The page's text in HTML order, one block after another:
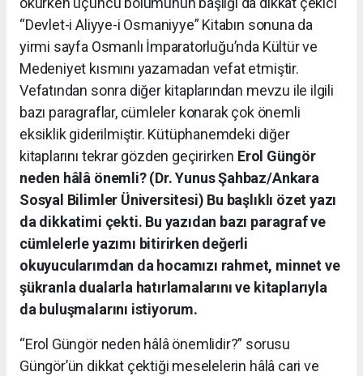
“Devlet-i Aliyye-i Osmaniyye” Kitabın sonuna da
yirmi sayfa Osmanlı İmparatorluğu’nda Kültür ve
Medeniyet kısmını yazamadan vefat etmiştir.
Vefatından sonra diğer kitaplarından mevzu ile ilgili
bazı paragraflar, cümleler konarak çok önemli
eksiklik giderilmiştir. Kütüphanemdeki diğer
kitaplarını tekrar gözden geçirirken Erol Güngör
neden hâlâ önemli? (Dr. Yunus Şahbaz/Ankara
Sosyal Bilimler Üniversitesi) Bu başlıklı özet yazı
da dikkatimi çekti. Bu yazıdan bazı paragraf ve
cümlelerle yazımı bitirirken değerli
okuyucularımdan da hocamızı rahmet, minnet ve
şükranla dualarla hatırlamalarını ve kitaplarıyla
da buluşmalarını istiyorum.
“Erol Güngör neden hâlâ önemlidir?” sorusu
Güngör’ün dikkat çektiği meselelerin hâlâ cari ve